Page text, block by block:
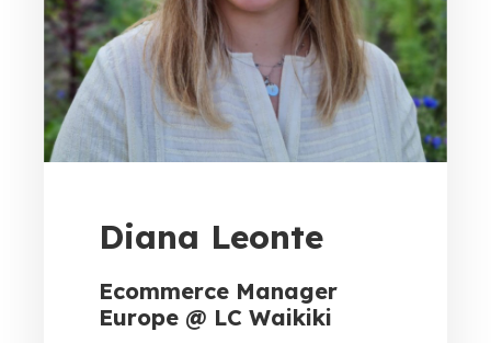
Diana Leonte
Ecommerce Manager
Europe @ LC Waikiki